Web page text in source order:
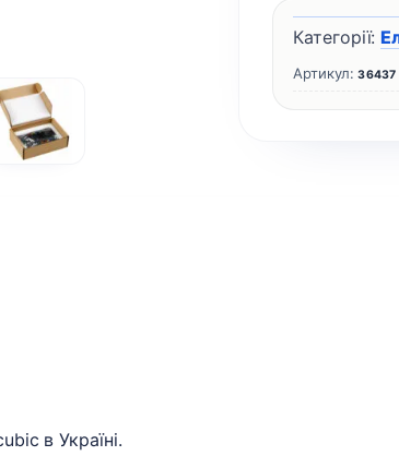
Артикул:36437
Категорії:
в Україні.